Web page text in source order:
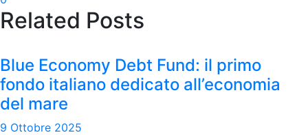
Related Posts
Blue Economy Debt Fund: il primo
fondo italiano dedicato all’economia
del mare
9 Ottobre 2025